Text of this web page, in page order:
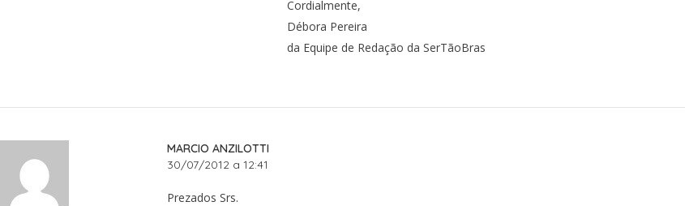
Cordialmente,
Débora Pereira
da Equipe de Redação da SerTãoBras
MARCIO ANZILOTTI
30/07/2012 a 12:41
Prezados Srs.